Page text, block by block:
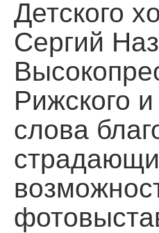
Детского
Сергий
Рижского
слова